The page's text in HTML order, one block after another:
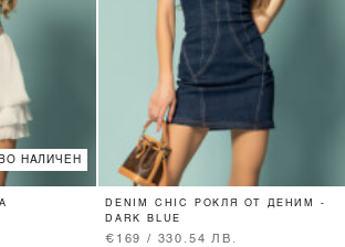
НАЛИЧЕН
DENIM CHIC РОКЛЯ ОТ ДЕНИМ -
DARK BLUE
€169 / 330.54 ЛВ.